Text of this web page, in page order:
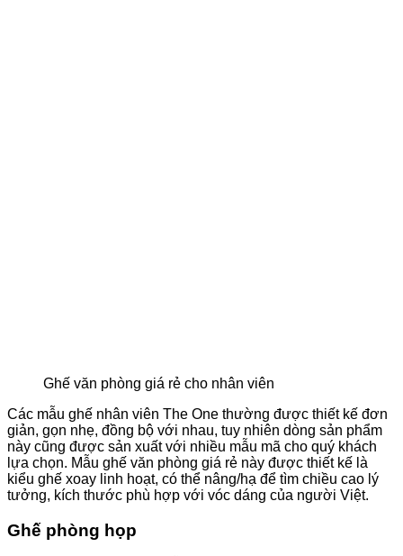
Ghế văn phòng giá rẻ cho nhân viên
Các mẫu ghế nhân viên The One thường được thiết kế đơn
giản, gọn nhẹ, đồng bộ với nhau, tuy nhiên dòng sản phẩm
này cũng được sản xuất với nhiều mẫu mã cho quý khách
lựa chọn. Mẫu ghế văn phòng giá rẻ này được thiết kế là
kiểu ghế xoay linh hoạt, có thể nâng/hạ để tìm chiều cao lý
tưởng, kích thước phù hợp với vóc dáng của người Việt.
Ghế phòng họp